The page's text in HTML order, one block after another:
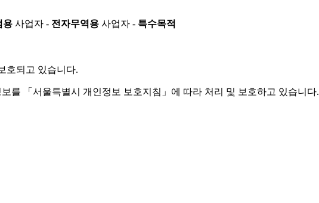
용 사업자 - 전자무역용 사업자 - 특수목적
호되고 있습니다.
를 「서울특별시 개인정보 보호지침」에 따라 처리 및 보호하고 있습니다.